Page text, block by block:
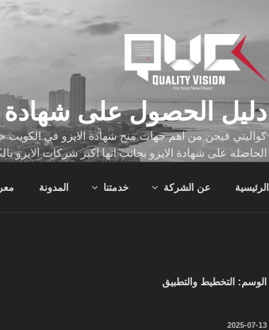
دليل الحصول على شهادة
كواليتي فيجن من اهم جهات منح شهادة الايزو في الكويت
الحاصله على شهادة الايزو بجانب انها اكبر شركات الايزو
الرئيسية عن الشركة خدمتنا المدونة
الوسم: التخطيط والتطبيق
نُشر
2025-07-13